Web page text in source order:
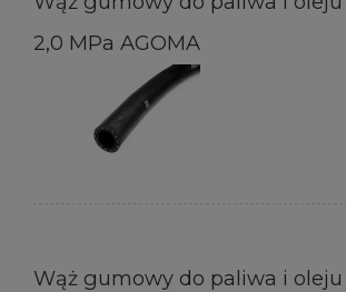
2,0 MPa AGOMA
Wąż gumowy do paliwa i